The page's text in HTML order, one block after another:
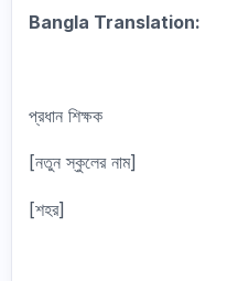
Bangla Translation:
প্রধান শিক্ষক
[নতুন স্কুলের নাম]
[শহর]